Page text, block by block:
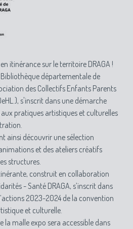
itinérance sur le territoire DRAGA !
départementale de
des Collectifs Enfants Parents
s'inscrit dans une démarche
aux pratiques artistiques et culturelles
ainsi découvrir une sélection
et des ateliers créatifs
structures.
construit en collaboration
- Santé DRAGA, s’inscrit dans
2023-2024 de la convention
et culturelle.
la malle expo sera accessible dans